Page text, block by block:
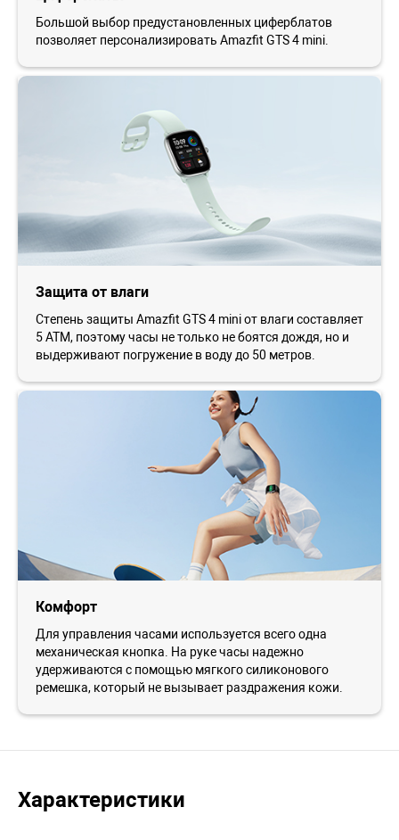
Большой выбор предустановленных циферблатов
позволяет персонализировать Amazfit GTS 4 mini.
Защита от влаги
Степень защиты Amazfit GTS 4 mini от влаги составляет
5 АТМ, поэтому часы не только не боятся дождя, но и
выдерживают погружение в воду до 50 метров.
Комфорт
Для управления часами используется всего одна
механическая кнопка. На руке часы надежно
удерживаются с помощью мягкого силиконового
ремешка, который не вызывает раздражения кожи.
Характеристики